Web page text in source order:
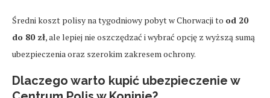
Średni koszt polisy na tygodniowy pobyt w Chorwacji to od 20
do 80 zł, ale lepiej nie oszczędzać i wybrać opcję z wyższą sumą
ubezpieczenia oraz szerokim zakresem ochrony.
Dlaczego warto kupić ubezpieczenie w